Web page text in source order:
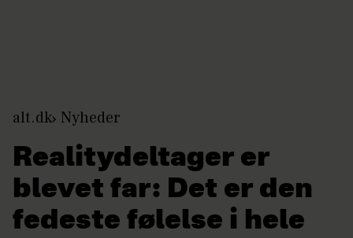
alt.dk Nyheder
Realitydeltager er
blevet far: Det er den
fedeste følelse i hele